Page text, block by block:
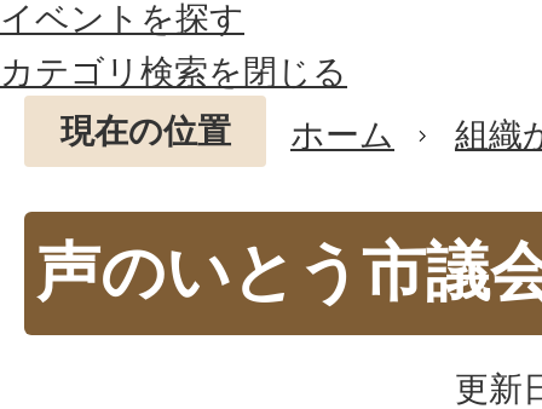
イベントを探す
カテゴリ検索を閉じる
現在の位置
ホーム 組織
声のいとう市議
更新